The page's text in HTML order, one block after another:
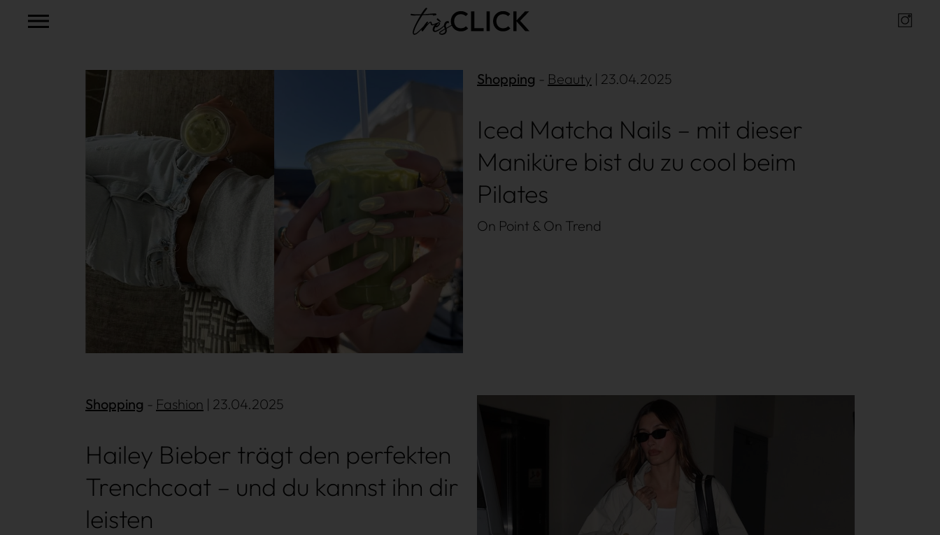
Shopping Beauty | 23.04.2025
Iced Matcha Nails – mit dieser
Maniküre bist du zu cool beim
Pilates
On Point & On Trend
Mehr lesen
Shopping Fashion | 23.04.2025
Hailey Bieber trägt den perfekten
Trenchcoat – und du kannst ihn dir
leisten
Mehr lesen